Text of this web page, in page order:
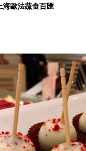
海歐法蔬食百匯